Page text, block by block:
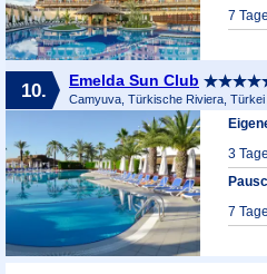
7
10. Emelda Sun Club
Camyuva, Türkische Riviera, Türkei
3
7